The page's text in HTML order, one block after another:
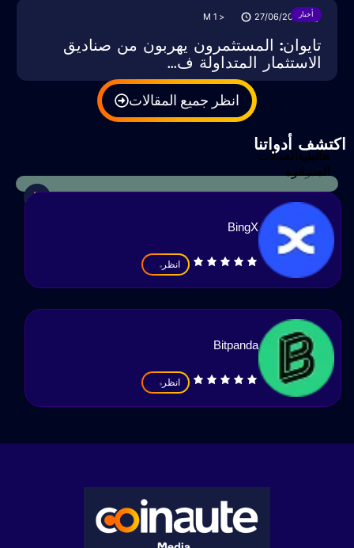
أخبار M
تايوان: المستثمرون يهربون من صناديق
الاستثمار المتداولة ف...
انظر جميع المقالات
أدواتناحاسبة
الضرائب
تحليل العملات
المشفرة
BingX
انظر
Bitpanda
انظر